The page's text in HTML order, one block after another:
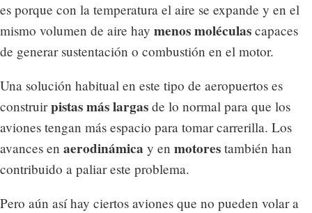
es porque con la temperatura el aire se expande y en el
mismo volumen de aire hay menos moléculas capaces
de generar sustentación o combustión en el motor.
Una solución habitual en este tipo de aeropuertos es
construirpistas más largas de lo normal para que los
aviones tengan más espacio para tomar carrerilla. Los
avances en aerodinámica y en motores también han
contribuido a paliar este problema.
Pero aún así hay ciertos aviones que no pueden volar a